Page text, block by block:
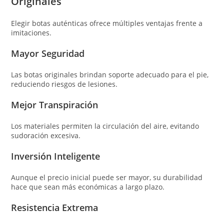
Elegir botas auténticas ofrece múltiples ventajas frente a
imitaciones.
Mayor Seguridad
Las botas originales brindan soporte adecuado para el pie,
reduciendo riesgos de lesiones.
Mejor Transpiración
Los materiales permiten la circulación del aire, evitando
sudoración excesiva.
Inversión Inteligente
Aunque el precio inicial puede ser mayor, su durabilidad
hace que sean más económicas a largo plazo.
Resistencia Extrema